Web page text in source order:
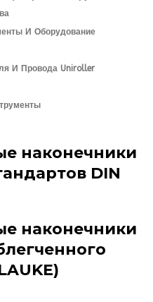
И Оборудование
И Провода Uniroller
наконечники
DIN
наконечники